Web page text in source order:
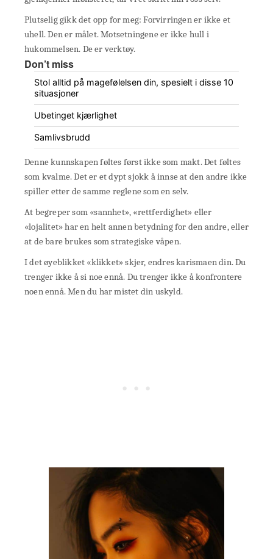
Plutselig gikk det opp for meg: Forvirringen er ikke et
uhell. Den er målet. Motsetningene er ikke hull i
hukommelsen. De er verktøy.
Don’t miss
Stol alltid på magefølelsen din, spesielt i disse 10
situasjoner
Ubetinget kjærlighet
Samlivsbrudd
Denne kunnskapen føltes først ikke som makt. Det føltes
som kvalme. Det er et dypt sjokk å innse at den andre ikke
spiller etter de samme reglene som en selv.
At begreper som «sannhet», «rettferdighet» eller
«lojalitet» har en helt annen betydning for den andre, eller
at de bare brukes som strategiske våpen.
I det øyeblikket «klikket» skjer, endres karismaen din. Du
trenger ikke å si noe ennå. Du trenger ikke å konfrontere
noen ennå. Men du har mistet din uskyld.